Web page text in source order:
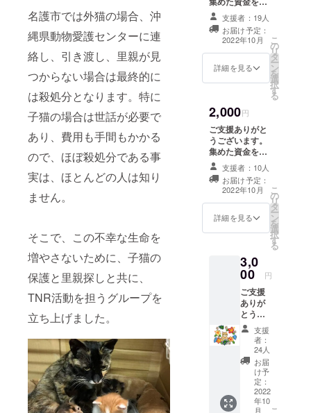
名護市では外猫の場合、沖
縄県動物愛護センターに連
絡し、引き渡し、里親が見
つからない場合は最終的に
は殺処分となります。特に
子猫の場合は世話が必要で
あり、費用も手間もかかる
ので、ほぼ殺処分である事
実は、ほとんどの人は知り
ません。
そこで、この不幸な生命を
増やさないために、子猫の
保護と里親探しと共に、
TNR活動を担うグループを
立ち上げました。
始まりまし
た。餌をや
り糞尿を始
末するだけ
では猫がど
んどん増え
名護市では
野良猫の保
護、ケアを
行う窓口が
ありませ
ん。動物愛
護センター
に連絡する
そこで
TNR（猫を
捕獲、去勢
してもとの
場所に戻
す）を行う
外猫ケアグ
「にゃご
切に使用したご
報告と、お礼の
メールをさせて
頂きます。
支援者：19人
お届け予定：
2022年10月
詳細を見る
こ
の
リ
タ
ー
ン
を
選
択
す
る
2,000円
ご支援ありがと
うございます。
集めた資金を適
切に使用したご
報告と、お礼の
メールをさせて
頂きます。 ま
た、にゃごねっ
と保護猫のかわ
いい画像1点添付
支援者：10人
お届け予定：
2022年10月
詳細を見る
こ
の
リ
タ
ー
ン
を
選
択
す
る
3,0
00 円
ご支援
ありが
とうご
ざいま
す。 集
めた資
金を適
切に使
用した
ご報告
とお礼
支援
者：
24人
お届
け予
定：
2022
年10
月